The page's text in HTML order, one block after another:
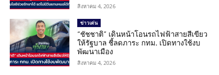
สิงหาคม 4, 2026
ข่าวเด่น
“ชัชชาติ” เดินหน้าโอนรถไฟฟ้าสายสีเขียว
ให้รัฐบาล ชี้ลดภาระ กทม. เปิดทางใช้งบ
พัฒนาเมือง
สิงหาคม 4, 2026